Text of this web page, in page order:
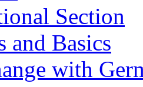
Section
and Basics
with